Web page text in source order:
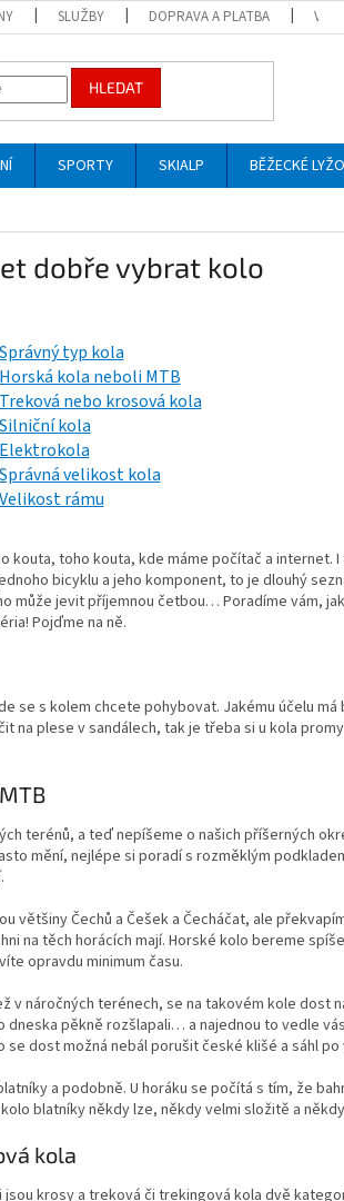
SLUŽBY DOPRAVA A PLATBA
HLEDAT
SPORTY SKIALP BĚŽECKÉ
dobře vybrat kolo
Správný typ kola
Horská kola neboli MTB
Treková nebo krosová kola
Silniční kola
Elektrokola
Správná velikost kola
Velikost rámu
kouta, toho kouta, kde máme počítač a internet.
bicyklu a jeho komponent, to je dlouhý
může jevit příjemnou četbou… Poradíme vám,
Pojďme na ně.
se s kolem chcete pohybovat. Jakému účelu
na plese v sandálech, tak je třeba si u kola
terénů, a teď nepíšeme o našich příšerných
mění, nejlépe si poradí s rozměklým
většiny Čechů a Češek a Čecháčat, ale
na těch horácích mají. Horské kolo bereme
opravdu minimum času.
v náročných terénech, se na takovém kole dost
pěkně rozšlapali… a najednou to vedle
dost možná nebál porušit české klišé a sáhl
a podobně. U horáku se počítá s tím, že
blatníky někdy lze, někdy velmi složitě a
kola
krosy a treková či trekingová kola dvě